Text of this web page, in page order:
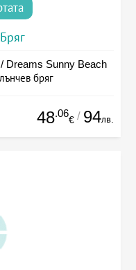
Dreams Sunny Beach
бряг
48.06
€ / 94лв.